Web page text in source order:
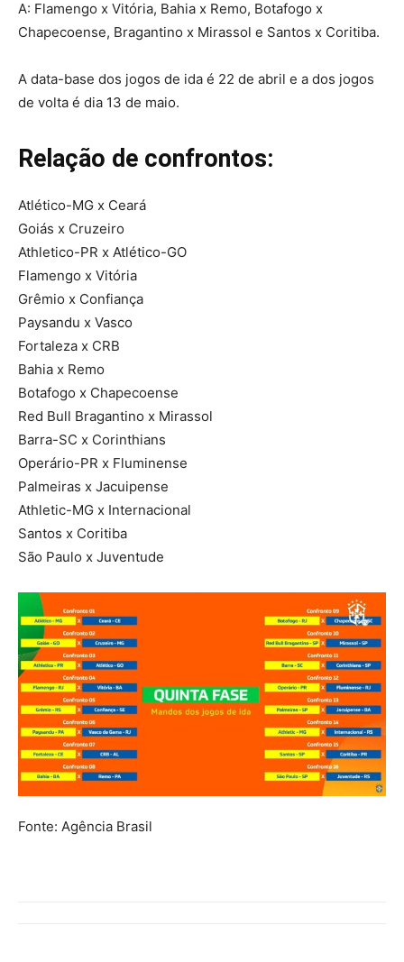
A: Flamengo x Vitória, Bahia x Remo, Botafogo x
Chapecoense, Bragantino x Mirassol e Santos x Coritiba.
A data-base dos jogos de ida é 22 de abril e a dos jogos
de volta é dia 13 de maio.
Relação de confrontos:
Atlético-MG x Ceará
Goiás x Cruzeiro
Athletico-PR x Atlético-GO
Flamengo x Vitória
Grêmio x Confiança
Paysandu x Vasco
Fortaleza x CRB
Bahia x Remo
Botafogo x Chapecoense
Red Bull Bragantino x Mirassol
Barra-SC x Corinthians
Operário-PR x Fluminense
Palmeiras x Jacuipense
Athletic-MG x Internacional
Santos x Coritiba
São Paulo x Juventude
Fonte: Agência Brasil